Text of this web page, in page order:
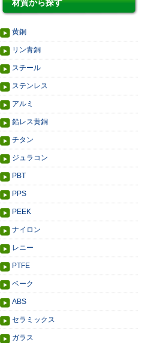
材質から探す
黄銅
リン青銅
スチール
ステンレス
アルミ
鉛レス黄銅
チタン
ジュラコン
PBT
PPS
PEEK
ナイロン
レニー
PTFE
ベーク
ABS
セラミックス
ガラス